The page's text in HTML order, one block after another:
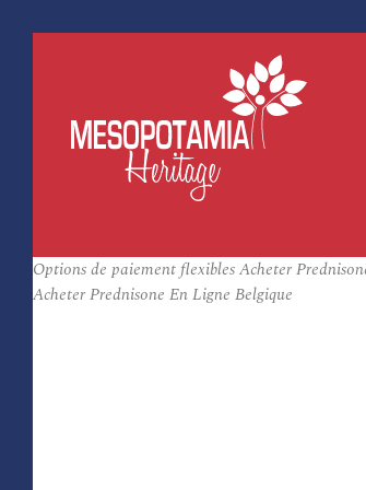
Options de paiement flexibles Acheter
Acheter Prednisone En Ligne Belgique